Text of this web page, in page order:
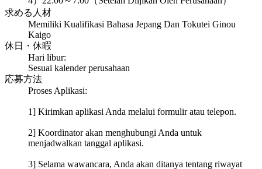
求める人材
Memiliki Kualifikasi Bahasa Jepang Dan Tokutei Ginou
Kaigo
休日・休暇
Hari libur:
Sesuai kalender perusahaan
応募方法
Proses Aplikasi:
1] Kirimkan aplikasi Anda melalui formulir atau telepon.
2] Koordinator akan menghubungi Anda untuk
menjadwalkan tanggal aplikasi.
3] Selama wawancara, Anda akan ditanya tentang riwayat